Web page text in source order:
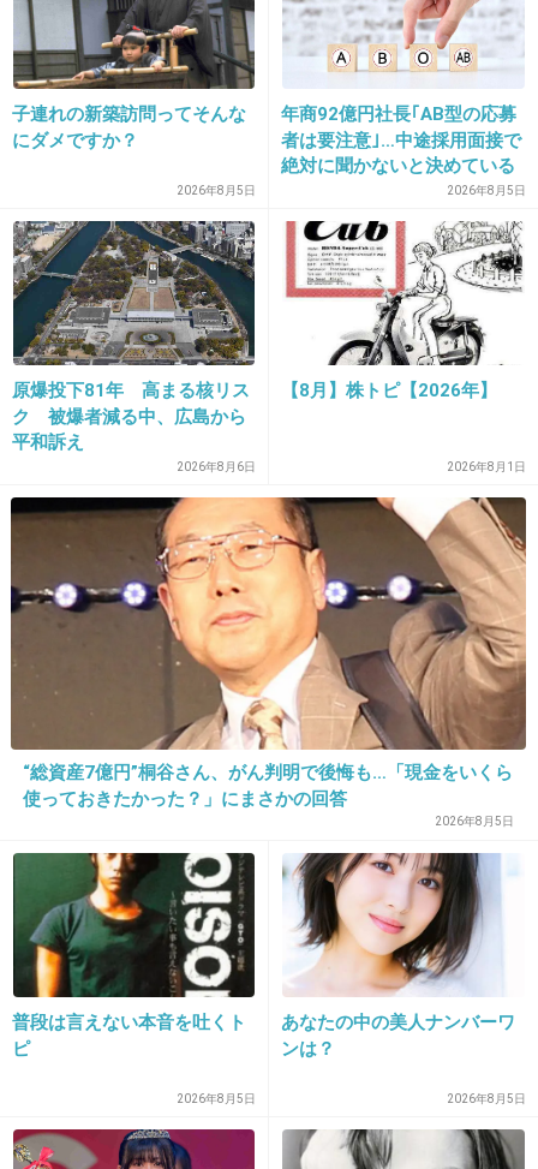
ドラマ終わったら付き合ってるって言えるんじ
ゃない？
2014/01/09(木) 19:14:14
自然体でいられそう
出典：amd.c.yimg.jp
19. 匿名 2014/01/09(木) 19:15:13
バレちゃったらしばらく会うの控えるだろう
し、朝ドラが終われば真相が分かるね！
+104 -1
11の写真に
写ってる杏さんの薬指に
と思ったら右手でした…(笑)
お似合いだと思うから
上手くいってくれたらいいなぁ～＊
+64 -3
子連れの新築訪問ってそんな
にダメですか？
2026年8月5日
年商92億円社長｢AB型の応募
者は要注意｣…中途採用面接で
絶対に聞かないと決めている
2026年8月5日
原爆投下81年 高まる核リス
ク 被爆者減る中、広島から
平和訴え
2026年8月6日
【8月】株トピ【2026年】
2026年8月1日
“総資産7億円”桐谷さん、がん判明で後悔も…「現金をいくら
使っておきたかった？」にまさかの回答
2026年8月5日
普段は言えない本音を吐くト
ピ
2026年8月5日
あなたの中の美人ナンバーワ
ンは？
2026年8月5日